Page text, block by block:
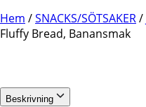
Hem /SNACKS/SÖTSAKER/
Fluffy Bread, Banansmak
Beskrivning